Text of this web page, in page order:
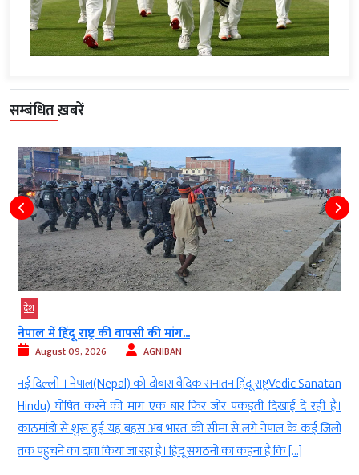
सम्बंधित ख़बरें
रही है।
जिलों
प्रेमिका से ‘हां’ कहलवाने के लिए मोबाइल टावर...
August 09, 2026
सांगली। महाराष्ट्र के सांगली (Sangli) में रविवार को फिल्म ‘शोले’ (film
के एक मशहूर दृश्य जैसा नजारा देखने को मिला। यहां एक युवक अपनी
से शादी के लिए ‘हां’ सुनने की जिद में ऊंचे मोबाइल टावर पर चढ़ गया।
साफ कह दिया कि जब तक उसकी गर्लफ्रेंड मौके पर नहीं आती […]